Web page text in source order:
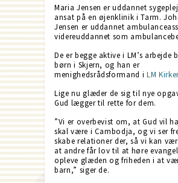
Maria Jensen er uddannet
ansat på en øjenklinik i Tarm.
Jensen er uddannet
videreuddannet som
De er begge aktive i LM’s arbejde
børn i Skjern, og han er
menighedsrådsformand i LM
Lige nu glæder de sig til nye
Gud lægger til rette for dem.
”Vi er overbevist om, at Gud vil
skal være i Cambodja, og vi ser
skabe relationer der, så vi kan
at andre får lov til at høre
opleve glæden og friheden i at
barn,” siger de.